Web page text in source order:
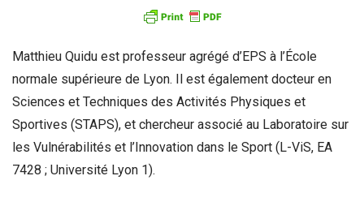
Matthieu Quidu est professeur agrégé d’EPS à l’École
normale supérieure de Lyon. Il est également docteur en
Sciences et Techniques des Activités Physiques et
Sportives (STAPS), et chercheur associé au Laboratoire sur
les Vulnérabilités et l’Innovation dans le Sport (L-ViS, EA
7428 ; Université Lyon 1).